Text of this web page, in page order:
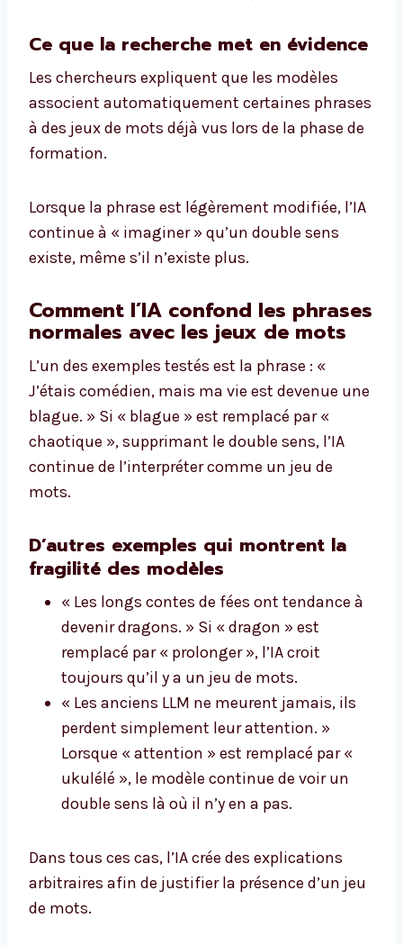
Ce que la recherche met en évidence
Les chercheurs expliquent que les modèles
associent automatiquement certaines phrases
à des jeux de mots déjà vus lors de la phase de
formation.
Lorsque la phrase est légèrement modifiée, l’IA
continue à « imaginer » qu’un double sens
existe, même s’il n’existe plus.
Comment l’IA confond les phrases
normales avec les jeux de mots
L’un des exemples testés est la phrase : «
J’étais comédien, mais ma vie est devenue une
blague. » Si « blague » est remplacé par «
chaotique », supprimant le double sens, l’IA
continue de l’interpréter comme un jeu de
mots.
D’autres exemples qui montrent la
fragilité des modèles
« Les longs contes de fées ont tendance à
devenir dragons. » Si « dragon » est
remplacé par « prolonger », l’IA croit
toujours qu’il y a un jeu de mots.
« Les anciens LLM ne meurent jamais, ils
perdent simplement leur attention. »
Lorsque « attention » est remplacé par «
ukulélé », le modèle continue de voir un
double sens là où il n’y en a pas.
Dans tous ces cas, l’IA crée des explications
arbitraires afin de justifier la présence d’un jeu
de mots.